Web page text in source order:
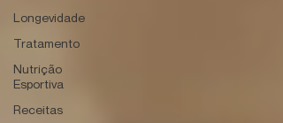
Longevidade
Tratamento
Nutrição
Esportiva
Receitas